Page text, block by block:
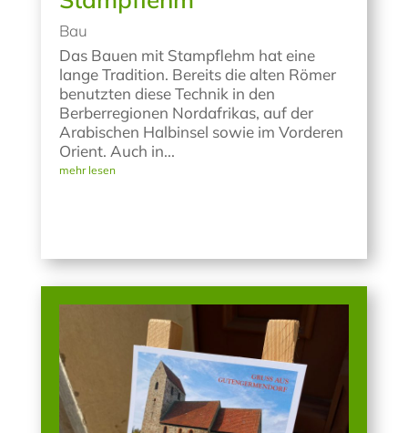
Bau
Das Bauen mit Stampflehm hat eine
lange Tradition. Bereits die alten Römer
benutzten diese Technik in den
Berberregionen Nordafrikas, auf der
Arabischen Halbinsel sowie im Vorderen
Orient. Auch in...
mehr lesen